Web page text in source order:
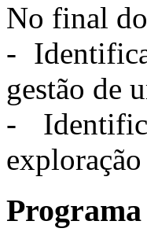
No final
-
gestão de
-
Programa